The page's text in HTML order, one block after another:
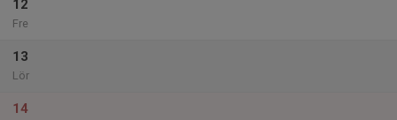
12
Fre
13
Lör
14